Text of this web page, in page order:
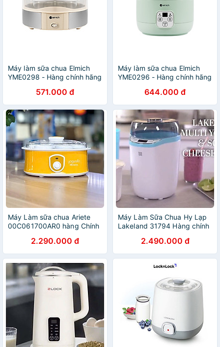
Máy làm sữa chua Elmich
YME0298 - Hàng chính hãng
571.000 đ
Máy làm sữa chua Elmich
YME0296 - Hàng chính hãng
644.000 đ
Máy Làm sữa chua Ariete
00C061700AR0 hàng Chính
2.290.000 đ
Máy Làm Sữa Chua Hy Lạp
Lakeland 31794 Hàng chính
2.490.000 đ